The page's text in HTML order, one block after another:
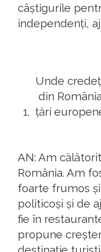
câștigurile
independenți,
Unde
din
țări
AN: Am
România. Am
foarte frumos
politicoși și de
fie în
propune